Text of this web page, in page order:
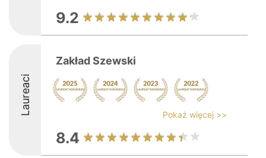
9.2
Laureaci
Zakład Szewski
Pokaż więcej >>
8.4